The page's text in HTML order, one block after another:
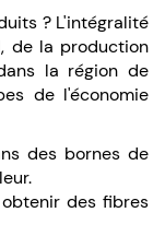
? L'intégralité
de la production
la région de
de l'économie
des bornes de
des fibres